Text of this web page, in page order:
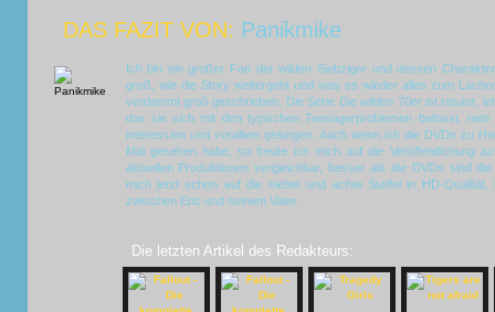
DAS FAZIT VON: Panikmike
Ich bin ein großer Fan der wilden Siebziger und dessen
groß, wie die Story weitergeht und was es wieder alles zum
verdammt groß geschrieben. Die Serie Die wilden 70erist rasant,
das sie sich mit den typischen Teenagerproblemen befasst,
interessant und vorallem gelungen. Auch wenn ich die DVDs zu
Mal gesehen habe, so freute ich mich auf die Veröffentlichung
aktuellen Produktionen vergleichbar, besser als die DVDs sind
mich jetzt schon auf die siebte und achte Staffel in HD-
zwischen Eric und seinem Vater.
Die letzten Artikel des Redakteurs: